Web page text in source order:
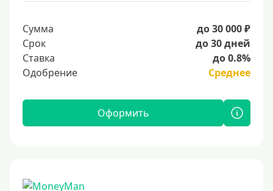
Сумма
до 30 000 ₽
Срок
до 30 дней
Ставка
до 0.8%
Одобрение
Среднее
Оформить